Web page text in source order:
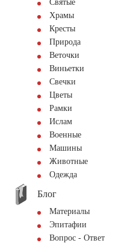
Святые
Храмы
Кресты
Природа
Веточки
Виньетки
Свечки
Цветы
Рамки
Ислам
Военные
Машины
Животные
Одежда
Блог
Материалы
Эпитафии
Вопрос - Ответ